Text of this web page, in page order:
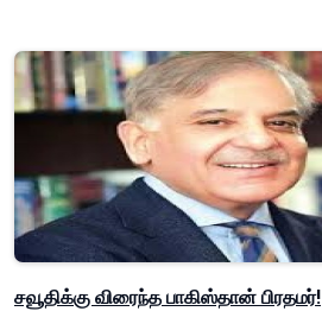
சவூதிக்கு விரைந்த பாகிஸ்தான் பிரதமர்!